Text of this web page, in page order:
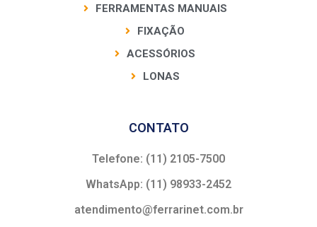
FERRAMENTAS MANUAIS
FIXAÇÃO
ACESSÓRIOS
LONAS
CONTATO
Telefone: (11) 2105-7500
WhatsApp: (11) 98933-2452
atendimento@ferrarinet.com.br